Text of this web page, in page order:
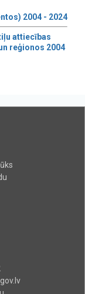
2004 - 2024
attiecības
reģionos 2004